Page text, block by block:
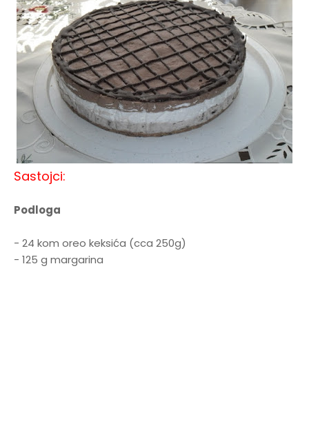
Sastojci:
Podloga
- 24 kom oreo keksića (cca 250g)
- 125 g margarina